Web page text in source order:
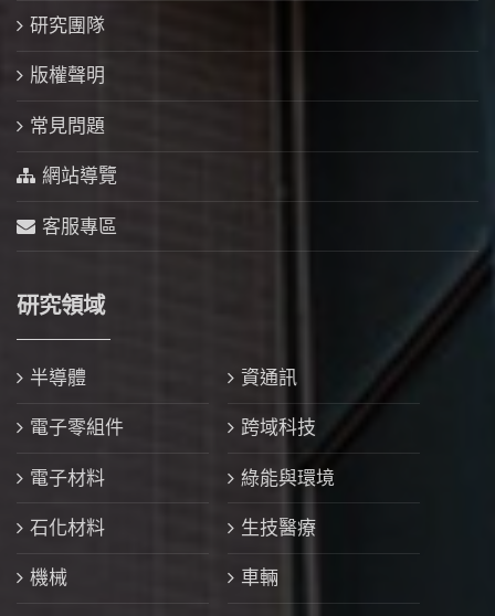
研究團隊
版權聲明
常見問題
網站導覽
客服專區
研究領域
半導體 資通訊
電子零組件 跨域科技
電子材料 綠能與環境
石化材料 生技醫療
機械 車輛